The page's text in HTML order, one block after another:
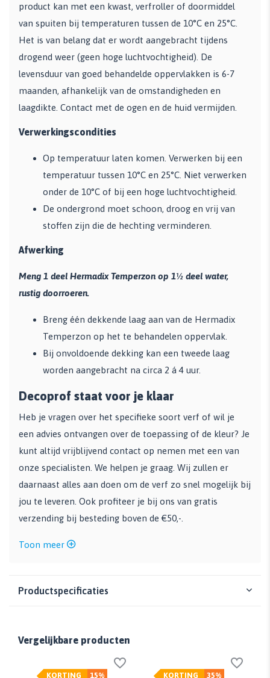
product kan met een kwast, verfroller of doormiddel
van spuiten bij temperaturen tussen de 10°C en 25°C.
Het is van belang dat er wordt aangebracht tijdens
drogend weer (geen hoge luchtvochtigheid). De
levensduur van goed behandelde oppervlakken is 6-7
maanden, afhankelijk van de omstandigheden en
laagdikte. Contact met de ogen en de huid vermijden.
Verwerkingscondities
Op temperatuur laten komen. Verwerken bij een
temperatuur tussen 10°C en 25°C. Niet verwerken
onder de 10°C of bij een hoge luchtvochtigheid.
De ondergrond moet schoon, droog en vrij van
stoffen zijn die de hechting verminderen.
Afwerking
Meng 1 deel Hermadix Temperzon op 1½ deel water,
rustig doorroeren.
Breng één dekkende laag aan van de Hermadix
Temperzon op het te behandelen oppervlak.
Bij onvoldoende dekking kan een tweede laag
worden aangebracht na circa 2 á 4 uur.
Decoprof staat voor je klaar
Heb je vragen over het specifieke soort verf of wil je
een advies ontvangen over de toepassing of de kleur? Je
kunt altijd vrijblijvend contact op nemen met een van
onze specialisten. We helpen je graag. Wij zullen er
daarnaast alles aan doen om de verf zo snel mogelijk bij
jou te leveren. Ook profiteer je bij ons van gratis
verzending bij besteding boven de €50,-.
Toon meer
Productspecificaties
Vergelijkbare producten
15%
KORTING 35%
KORTING